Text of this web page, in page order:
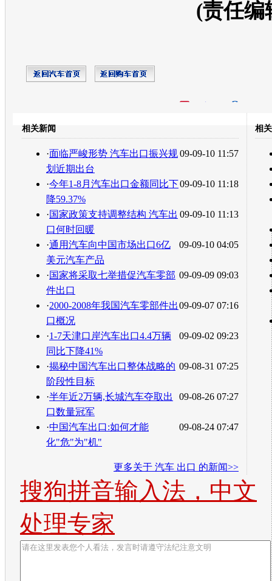
(责任编
转发至：
相关新闻
09-09-10 11:57
·面临严峻形势 汽车出口振兴规
划近期出台
09-09-10 11:18
·今年1-8月汽车出口金额同比下
降59.37%
09-09-10 11:13
·国家政策支持调整结构 汽车出
口何时回暖
09-09-10 04:05
·通用汽车向中国市场出口6亿
美元汽车产品
09-09-09 09:03
·国家将采取七举措促汽车零部
件出口
09-09-07 07:16
·2000-2008年我国汽车零部件出
口概况
09-09-02 09:23
·1-7天津口岸汽车出口4.4万辆
同比下降41%
09-08-31 07:25
·揭秘中国汽车出口整体战略的
阶段性目标
09-08-26 07:27
·半年近2万辆,长城汽车夺取出
口数量冠军
09-08-24 07:47
·中国汽车出口:如何才能
化"危"为"机"
更多关于 汽车 出口 的新闻>>
相
搜狗拼音输入法，中文
处理专家